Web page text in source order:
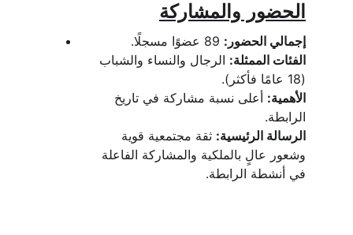
الحضور والمشاركة
إجمالي الحضور:
الفئات الممثلة: الرجال والنساء والشباب
(18 عامًا فأكثر).
الأهمية: أعلى نسبة مشاركة في تاريخ
الرابطة.
الرسالة الرئيسية: ثقة مجتمعية قوية
وشعور عالٍ بالملكية والمشاركة الفاعلة
في أنشطة الرابطة.